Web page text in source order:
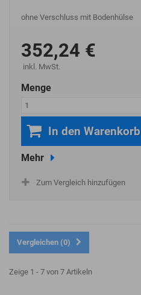
ohne Verschluss mit Bodenhülse
352,24 €
inkl. MwSt.
Menge
In den Warenkorb
Mehr
Zum Vergleich hinzufügen
Vergleichen (0)
Zeige 1 - 7 von 7 Artikeln